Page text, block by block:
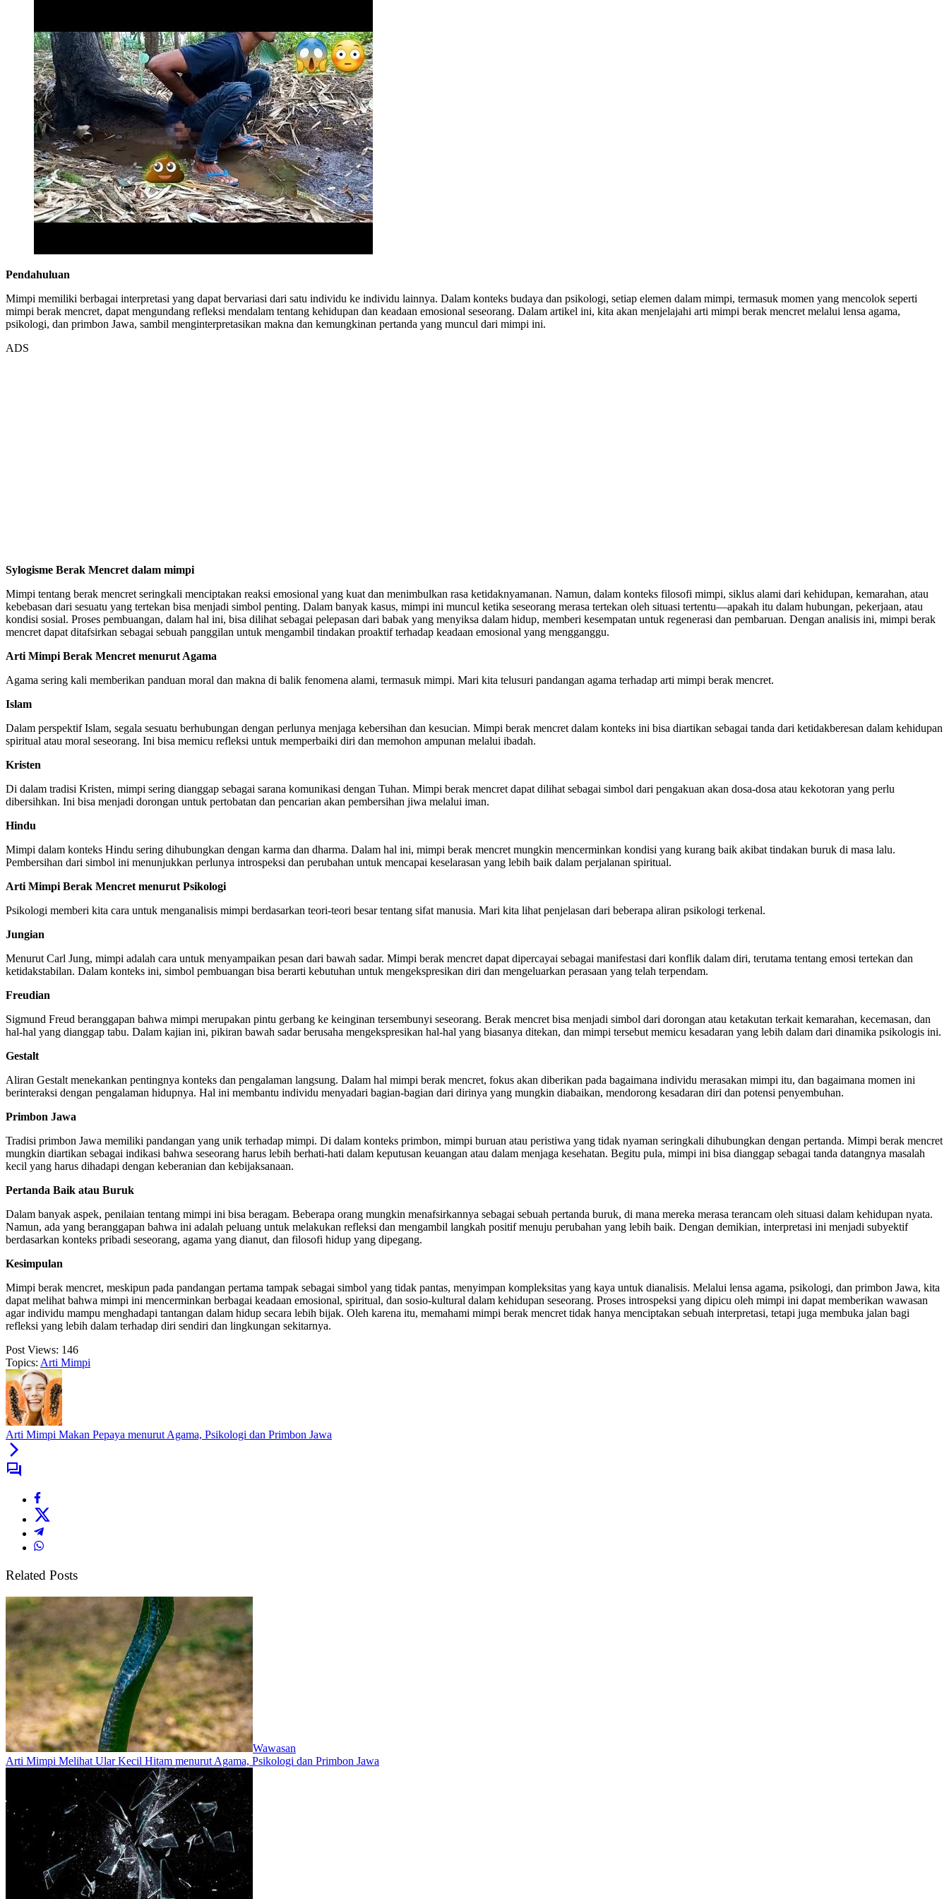
Pendahuluan
Mimpi memiliki berbagai interpretasi yang dapat bervariasi dari satu individu ke individu lainnya. Dalam konteks budaya dan psikologi, setiap elemen dalam mimpi, termasuk momen yang mencolok seperti
mimpi berak mencret, dapat mengundang refleksi mendalam tentang kehidupan dan keadaan emosional seseorang. Dalam artikel ini, kita akan menjelajahi arti mimpi berak mencret melalui lensa agama,
psikologi, dan primbon Jawa, sambil menginterpretasikan makna dan kemungkinan pertanda yang muncul dari mimpi ini.
ADS
Sylogisme Berak Mencret dalam mimpi
Mimpi tentang berak mencret seringkali menciptakan reaksi emosional yang kuat dan menimbulkan rasa ketidaknyamanan. Namun, dalam konteks filosofi mimpi, siklus alami dari kehidupan, kemarahan, atau
kebebasan dari sesuatu yang tertekan bisa menjadi simbol penting. Dalam banyak kasus, mimpi ini muncul ketika seseorang merasa tertekan oleh situasi tertentu—apakah itu dalam hubungan, pekerjaan, atau
kondisi sosial. Proses pembuangan, dalam hal ini, bisa dilihat sebagai pelepasan dari babak yang menyiksa dalam hidup, memberi kesempatan untuk regenerasi dan pembaruan. Dengan analisis ini, mimpi berak
mencret dapat ditafsirkan sebagai sebuah panggilan untuk mengambil tindakan proaktif terhadap keadaan emosional yang mengganggu.
Arti Mimpi Berak Mencret menurut Agama
Agama sering kali memberikan panduan moral dan makna di balik fenomena alami, termasuk mimpi. Mari kita telusuri pandangan agama terhadap arti mimpi berak mencret.
Islam
Dalam perspektif Islam, segala sesuatu berhubungan dengan perlunya menjaga kebersihan dan kesucian. Mimpi berak mencret dalam konteks ini bisa diartikan sebagai tanda dari ketidakberesan dalam kehidupan
spiritual atau moral seseorang. Ini bisa memicu refleksi untuk memperbaiki diri dan memohon ampunan melalui ibadah.
Kristen
Di dalam tradisi Kristen, mimpi sering dianggap sebagai sarana komunikasi dengan Tuhan. Mimpi berak mencret dapat dilihat sebagai simbol dari pengakuan akan dosa-dosa atau kekotoran yang perlu
dibersihkan. Ini bisa menjadi dorongan untuk pertobatan dan pencarian akan pembersihan jiwa melalui iman.
Hindu
Mimpi dalam konteks Hindu sering dihubungkan dengan karma dan dharma. Dalam hal ini, mimpi berak mencret mungkin mencerminkan kondisi yang kurang baik akibat tindakan buruk di masa lalu.
Pembersihan dari simbol ini menunjukkan perlunya introspeksi dan perubahan untuk mencapai keselarasan yang lebih baik dalam perjalanan spiritual.
Arti Mimpi Berak Mencret menurut Psikologi
Psikologi memberi kita cara untuk menganalisis mimpi berdasarkan teori-teori besar tentang sifat manusia. Mari kita lihat penjelasan dari beberapa aliran psikologi terkenal.
Jungian
Menurut Carl Jung, mimpi adalah cara untuk menyampaikan pesan dari bawah sadar. Mimpi berak mencret dapat dipercayai sebagai manifestasi dari konflik dalam diri, terutama tentang emosi tertekan dan
ketidakstabilan. Dalam konteks ini, simbol pembuangan bisa berarti kebutuhan untuk mengekspresikan diri dan mengeluarkan perasaan yang telah terpendam.
Freudian
Sigmund Freud beranggapan bahwa mimpi merupakan pintu gerbang ke keinginan tersembunyi seseorang. Berak mencret bisa menjadi simbol dari dorongan atau ketakutan terkait kemarahan, kecemasan, dan
hal-hal yang dianggap tabu. Dalam kajian ini, pikiran bawah sadar berusaha mengekspresikan hal-hal yang biasanya ditekan, dan mimpi tersebut memicu kesadaran yang lebih dalam dari dinamika psikologis ini.
Gestalt
Aliran Gestalt menekankan pentingnya konteks dan pengalaman langsung. Dalam hal mimpi berak mencret, fokus akan diberikan pada bagaimana individu merasakan mimpi itu, dan bagaimana momen ini
berinteraksi dengan pengalaman hidupnya. Hal ini membantu individu menyadari bagian-bagian dari dirinya yang mungkin diabaikan, mendorong kesadaran diri dan potensi penyembuhan.
Primbon Jawa
Tradisi primbon Jawa memiliki pandangan yang unik terhadap mimpi. Di dalam konteks primbon, mimpi buruan atau peristiwa yang tidak nyaman seringkali dihubungkan dengan pertanda. Mimpi berak mencret
mungkin diartikan sebagai indikasi bahwa seseorang harus lebih berhati-hati dalam keputusan keuangan atau dalam menjaga kesehatan. Begitu pula, mimpi ini bisa dianggap sebagai tanda datangnya masalah
kecil yang harus dihadapi dengan keberanian dan kebijaksanaan.
Pertanda Baik atau Buruk
Dalam banyak aspek, penilaian tentang mimpi ini bisa beragam. Beberapa orang mungkin menafsirkannya sebagai sebuah pertanda buruk, di mana mereka merasa terancam oleh situasi dalam kehidupan nyata.
Namun, ada yang beranggapan bahwa ini adalah peluang untuk melakukan refleksi dan mengambil langkah positif menuju perubahan yang lebih baik. Dengan demikian, interpretasi ini menjadi subyektif
berdasarkan konteks pribadi seseorang, agama yang dianut, dan filosofi hidup yang dipegang.
Kesimpulan
Mimpi berak mencret, meskipun pada pandangan pertama tampak sebagai simbol yang tidak pantas, menyimpan kompleksitas yang kaya untuk dianalisis. Melalui lensa agama, psikologi, dan primbon Jawa, kita
dapat melihat bahwa mimpi ini mencerminkan berbagai keadaan emosional, spiritual, dan sosio-kultural dalam kehidupan seseorang. Proses introspeksi yang dipicu oleh mimpi ini dapat memberikan wawasan
agar individu mampu menghadapi tantangan dalam hidup secara lebih bijak. Oleh karena itu, memahami mimpi berak mencret tidak hanya menciptakan sebuah interpretasi, tetapi juga membuka jalan bagi
refleksi yang lebih dalam terhadap diri sendiri dan lingkungan sekitarnya.
Post Views: 146
Topics: Arti Mimpi
Arti Mimpi Makan Pepaya menurut Agama, Psikologi dan Primbon Jawa
Related Posts
Wawasan
Arti Mimpi Melihat Ular Kecil Hitam menurut Agama, Psikologi dan Primbon Jawa